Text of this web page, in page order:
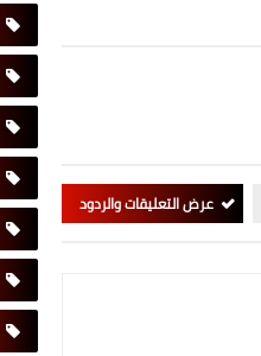
عرض التعليقات والردود